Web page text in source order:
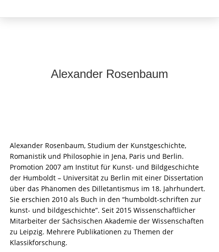
Alexander Rosenbaum
Alexander Rosenbaum, Studium der Kunstgeschichte,
Romanistik und Philosophie in Jena, Paris und Berlin.
Promotion 2007 am Institut für Kunst- und Bildgeschichte
der Humboldt – Universität zu Berlin mit einer Dissertation
über das Phänomen des Dilletantismus im 18. Jahrhundert.
Sie erschien 2010 als Buch in den “humboldt-schriften zur
kunst- und bildgeschichte”. Seit 2015 Wissenschaftlicher
Mitarbeiter der Sächsischen Akademie der Wissenschaften
zu Leipzig. Mehrere Publikationen zu Themen der
Klassikforschung.